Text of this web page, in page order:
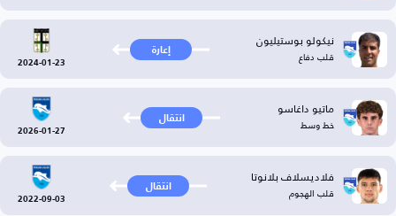
نيكولو بوستيليون
قلب دفاع إعارة
2024-01-23
ماتيو داغاسو
خط وسط انتقال
2026-01-27
فلاديسلاف بلانوتا
قلب الهجوم انتقال
2022-09-03